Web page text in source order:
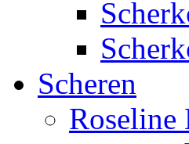
Scheren
Roseline